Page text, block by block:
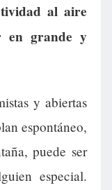
al aire
en grande y
y abiertas
espontáneo,
puede ser
especial.